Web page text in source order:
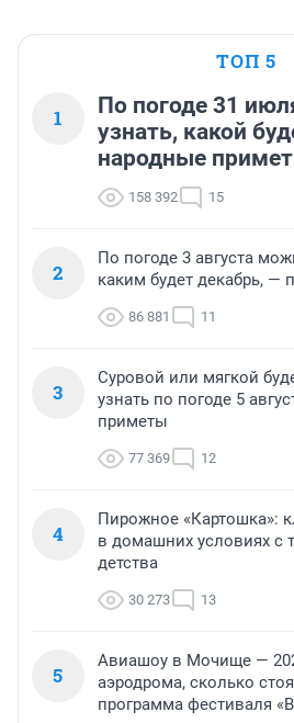
ТОП 5
1
По погоде 31
узнать, какой
народные
158 392 15
2
По погоде 3 августа
каким будет декабрь, —
86 881 11
3
Суровой или мягкой
узнать по погоде 5
приметы
77 369 12
4
Пирожное «Картошка»:
в домашних условиях с
детства
30 273 13
5
Авиашоу в Мочище —
аэродрома, сколько
программа фестиваля